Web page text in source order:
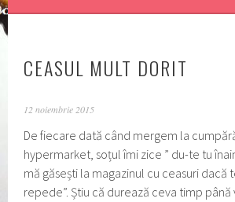
CEASUL MULT DORIT
12 noiembrie 2015
De fiecare dată când mergem la
hypermarket, soțul îmi zice ” du-te tu
mă găsești la magazinul cu ceasuri dacă
repede”. Știu că durează ceva timp până